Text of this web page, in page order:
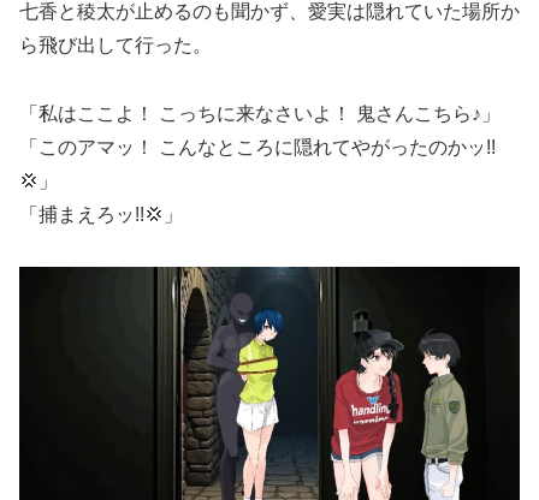
七香と稜太が止めるのも聞かず、愛実は隠れていた場所か
ら飛び出して行った。
「私はここよ！ こっちに来なさいよ！ 鬼さんこちら♪」
「このアマッ！ こんなところに隠れてやがったのかッ!!
💢」
「捕まえろッ!!💢」